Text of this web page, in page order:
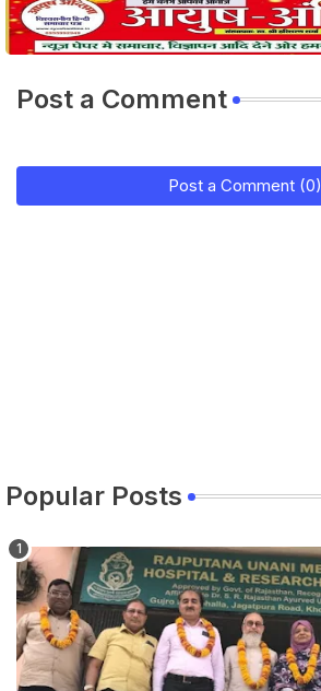
Post a Comment
Post a Comment (0)
Popular Posts